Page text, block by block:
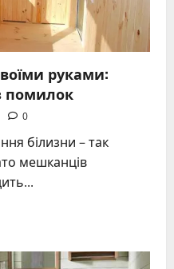
руками:
помилок
0
білизни – так
мешканців